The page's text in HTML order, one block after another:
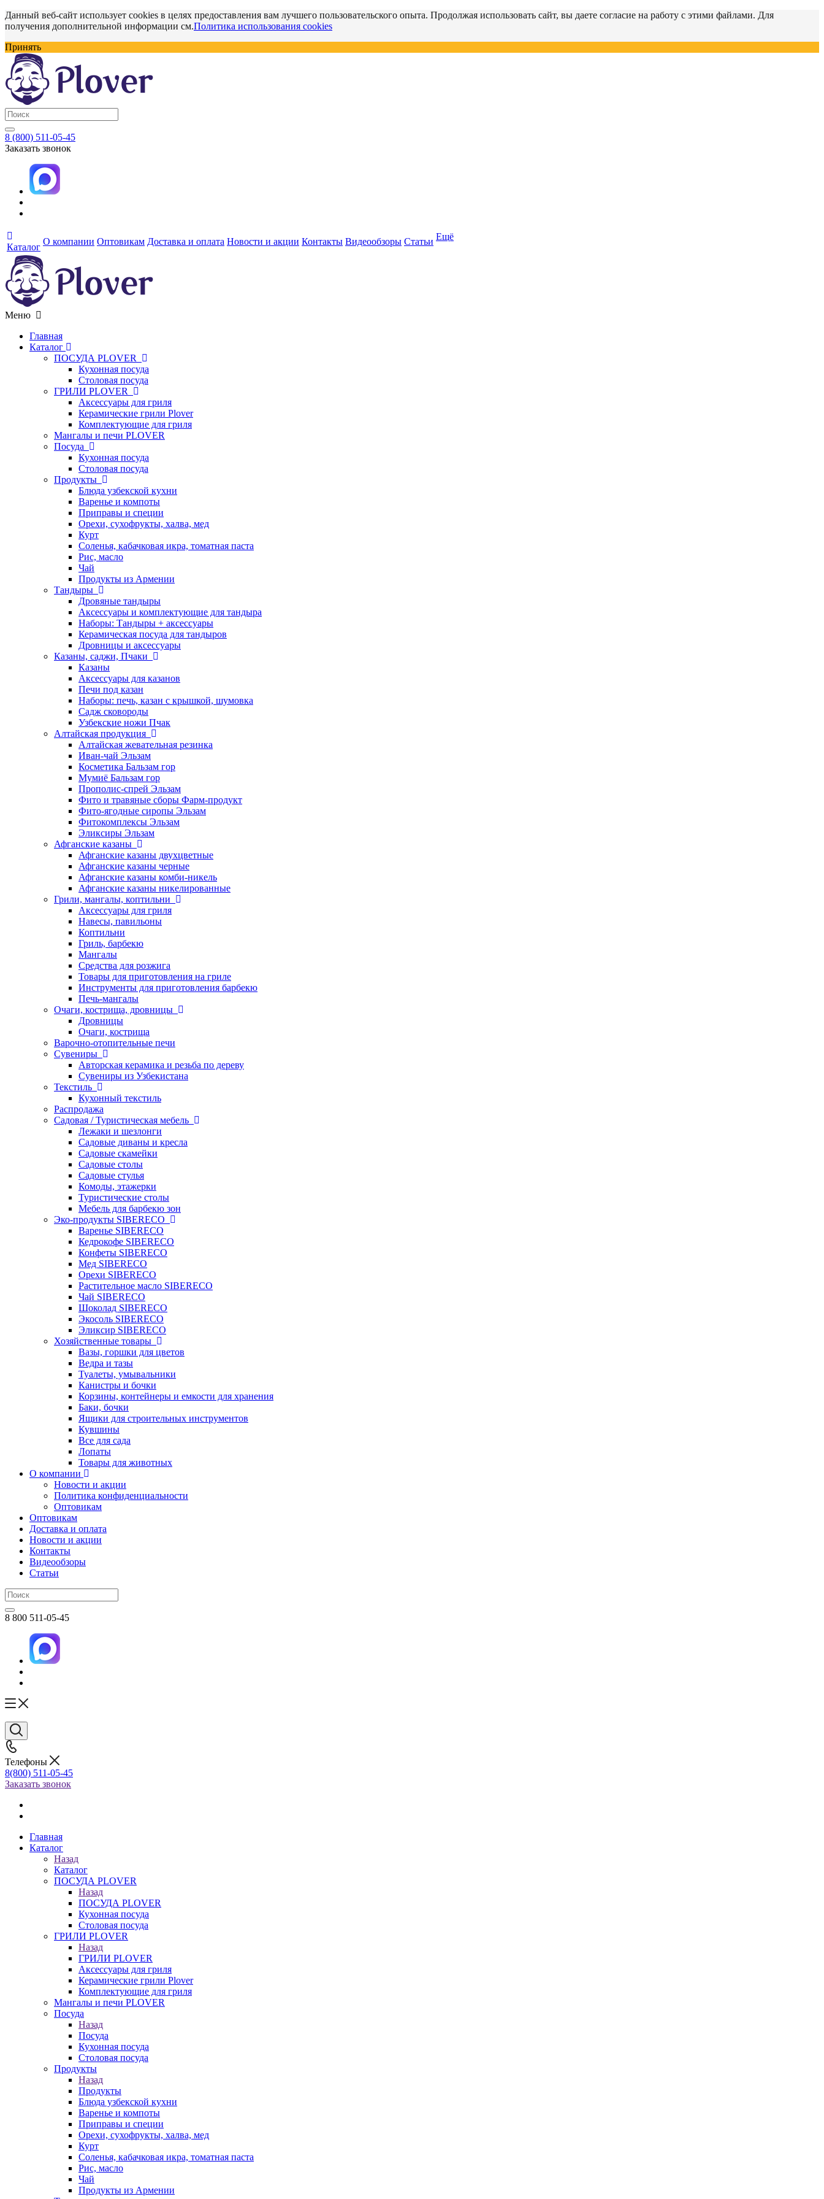
Данный веб-сайт использует cookies в целях предоставления вам лучшего пользовательского опыта. Продолжая использовать сайт, вы даете согласие на работу с этими файлами. Для
получения дополнительной информации см.Политика использования cookies
Принять
8 (800) 511-05-45
Заказать звонок
Каталог
О компании Оптовикам Доставка и оплата Новости и акции Контакты Видеообзоры Статьи Ещё
Меню
Главная
Каталог
ПОСУДА PLOVER
Кухонная посуда
Столовая посуда
ГРИЛИ PLOVER
Аксессуары для гриля
Керамические грили Plover
Комплектующие для гриля
Мангалы и печи PLOVER
Посуда
Кухонная посуда
Столовая посуда
Продукты
Блюда узбекской кухни
Варенье и компоты
Приправы и специи
Орехи, сухофрукты, халва, мед
Курт
Соленья, кабачковая икра, томатная паста
Рис, масло
Чай
Продукты из Армении
Тандыры
Дровяные тандыры
Аксессуары и комплектующие для тандыра
Наборы: Тандыры + аксессуары
Керамическая посуда для тандыров
Дровницы и аксессуары
Казаны, саджи, Пчаки
Казаны
Аксессуары для казанов
Печи под казан
Наборы: печь, казан с крышкой, шумовка
Садж сковороды
Узбекские ножи Пчак
Алтайская продукция
Алтайская жевательная резинка
Иван-чай Эльзам
Косметика Бальзам гор
Мумиё Бальзам гор
Прополис-спрей Эльзам
Фито и травяные сборы Фарм-продукт
Фито-ягодные сиропы Эльзам
Фитокомплексы Эльзам
Эликсиры Эльзам
Афганские казаны
Афганские казаны двухцветные
Афганские казаны черные
Афганские казаны комби-никель
Афганские казаны никелированные
Грили, мангалы, коптильни
Аксессуары для гриля
Навесы, павильоны
Коптильни
Гриль, барбекю
Мангалы
Средства для розжига
Товары для приготовления на гриле
Инструменты для приготовления барбекю
Печь-мангалы
Очаги, кострища, дровницы
Дровницы
Очаги, кострища
Варочно-отопительные печи
Сувениры
Авторская керамика и резьба по дереву
Сувениры из Узбекистана
Текстиль
Кухонный текстиль
Распродажа
Садовая / Туристическая мебель
Лежаки и шезлонги
Садовые диваны и кресла
Садовые скамейки
Садовые столы
Садовые стулья
Комоды, этажерки
Туристические столы
Мебель для барбекю зон
Эко-продукты SIBERECO
Варенье SIBERECO
Кедрокофе SIBERECO
Конфеты SIBERECO
Мед SIBERECO
Орехи SIBERECO
Растительное масло SIBERECO
Чай SIBERECO
Шоколад SIBERECO
Экосоль SIBERECO
Эликсир SIBERECO
Хозяйственные товары
Вазы, горшки для цветов
Ведра и тазы
Туалеты, умывальники
Канистры и бочки
Корзины, контейнеры и емкости для хранения
Баки, бочки
Ящики для строительных инструментов
Кувшины
Все для сада
Лопаты
Товары для животных
О компании
Новости и акции
Политика конфиденциальности
Оптовикам
Оптовикам
Доставка и оплата
Новости и акции
Контакты
Видеообзоры
Статьи
8 800 511-05-45
Телефоны
8(800) 511-05-45
Заказать звонок
Главная
Каталог
Назад
Каталог
ПОСУДА PLOVER
Назад
ПОСУДА PLOVER
Кухонная посуда
Столовая посуда
ГРИЛИ PLOVER
Назад
ГРИЛИ PLOVER
Аксессуары для гриля
Керамические грили Plover
Комплектующие для гриля
Мангалы и печи PLOVER
Посуда
Назад
Посуда
Кухонная посуда
Столовая посуда
Продукты
Назад
Продукты
Блюда узбекской кухни
Варенье и компоты
Приправы и специи
Орехи, сухофрукты, халва, мед
Курт
Соленья, кабачковая икра, томатная паста
Рис, масло
Чай
Продукты из Армении